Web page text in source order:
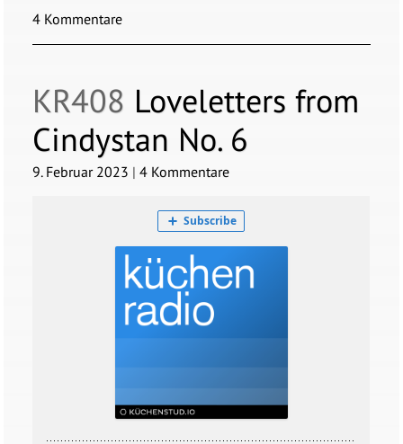
4 Kommentare
KR408 Loveletters from
Cindystan No. 6
9. Februar 2023 |4 Kommentare